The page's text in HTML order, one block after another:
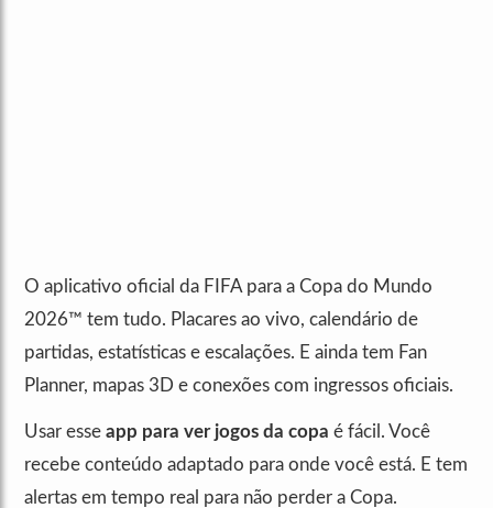
O aplicativo oficial da FIFA para a Copa do Mundo
2026™ tem tudo. Placares ao vivo, calendário de
partidas, estatísticas e escalações. E ainda tem Fan
Planner, mapas 3D e conexões com ingressos oficiais.
Usar esse app para ver jogos da copa é fácil. Você
recebe conteúdo adaptado para onde você está. E tem
alertas em tempo real para não perder a Copa.